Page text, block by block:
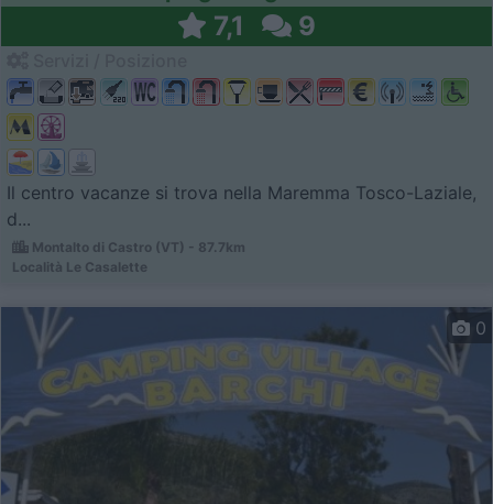
7,1 9
Il centro vacanze si trova nella Maremma Tosco-Laziale,
d...
Montalto di Castro (VT) - 87.7km
Località Le Casalette
0